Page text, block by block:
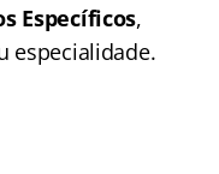
Específicos,
especialidade.